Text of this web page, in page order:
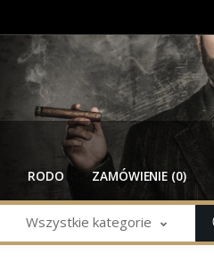
RODO ZAMÓWIENIE (0)
Wszystkie kategorie